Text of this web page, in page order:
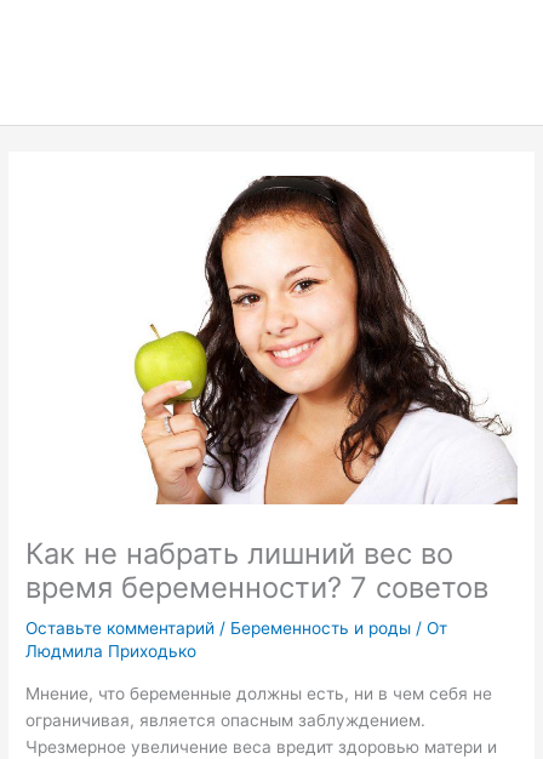
Как не набрать лишний вес во
время беременности? 7 советов
Оставьте комментарий / Беременность и роды / От
Людмила Приходько
Мнение, что беременные должны есть, ни в чем себя не
ограничивая, является опасным заблуждением.
Чрезмерное увеличение веса вредит здоровью матери и